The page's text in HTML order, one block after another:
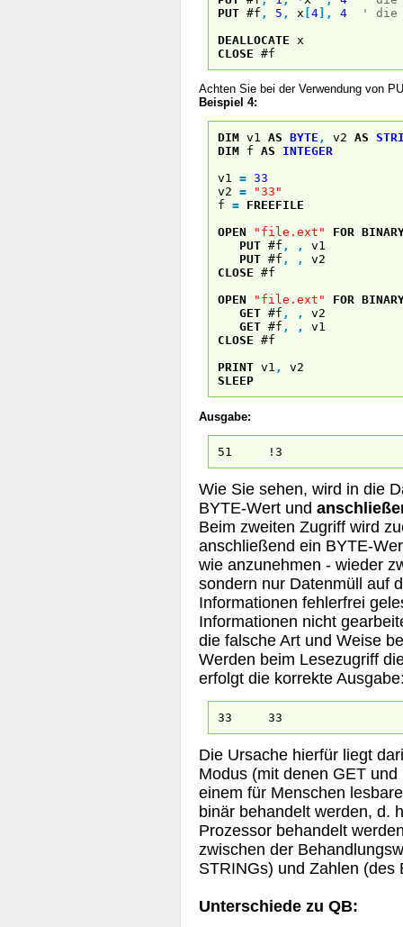
PUT #f , 5 , x [4] , 4
' die
DEALLOCATE x
CLOSE #f
Achten Sie bei der Verwendung von
Beispiel 4:
DIM v1 AS BYTE , v2 AS
DIM f AS
INTEGER
v1 = 33
v2 =
"33"
f = FREEFILE
OPEN
"file.ext" FOR
PUT #f , ,
v1
PUT #f , ,
v2
CLOSE #f
OPEN
"file.ext" FOR
GET #f , ,
v2
GET #f , ,
v1
CLOSE #f
PRINT v1 ,
v2
SLEEP
Ausgabe:
51 !3
Wie Sie sehen, wird in die
BYTE-Wert und
Beim zweiten Zugriff wird
anschließend ein BYTE-
wie anzunehmen - wieder
sondern nur Datenmüll auf
Informationen fehlerfrei
Informationen nicht
die falsche Art und Weise
Werden beim Lesezugriff
erfolgt die korrekte
33 33
Die Ursache hierfür liegt
Modus (mit denen GET
einem für Menschen
binär behandelt werden, d.
Prozessor behandelt
zwischen der
STRINGs) und Zahlen (des
Unterschiede zu QB: